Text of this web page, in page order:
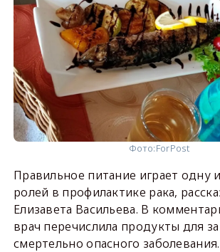
Фото:ForPost
Правильное питание играет одну
ролей в профилактике рака,
Елизавета Васильева. В
врач перечислила продукты для
смертельно опасного заболевания.